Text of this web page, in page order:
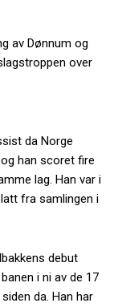
av Dønnum og
over
da Norge
han scoret fire
lag. Han var i
fra samlingen i
debut
i ni av de 17
da. Han har